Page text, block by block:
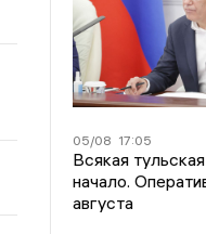
05/08 17:05
Всякая
начало.
августа